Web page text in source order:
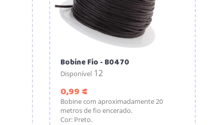
Bobine Fio - B0470
Disponível 12
0,99 €Preço
Bobine com aproximadamente 20
metros de fio encerado.
Cor: Preto.